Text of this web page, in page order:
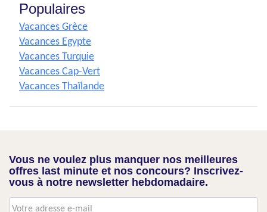
Populaires
Vacances Grèce
Vacances Egypte
Vacances Turquie
Vacances Cap-Vert
Vacances Thaïlande
Vous ne voulez plus manquer nos meilleures
offres last minute et nos concours? Inscrivez-
vous à notre newsletter hebdomadaire.